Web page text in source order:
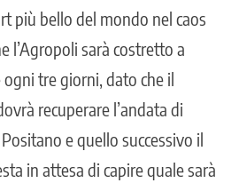
più bello del mondo nel caos
l’Agropoli sarà costretto a
tre giorni, dato che il
recuperare l’andata di
e quello successivo il
in attesa di capire quale sarà